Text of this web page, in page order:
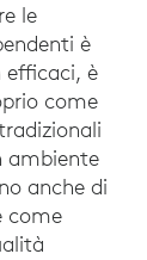
le
è
è
come
ambiente
anche di
come